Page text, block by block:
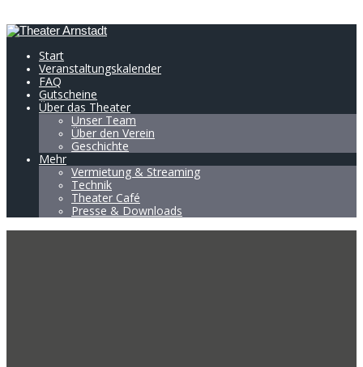
Start
Veranstaltungskalender
FAQ
Gutscheine
Über das Theater
Unser Team
Über den Verein
Geschichte
Mehr
Vermietung & Streaming
Technik
Theater Café
Presse & Downloads